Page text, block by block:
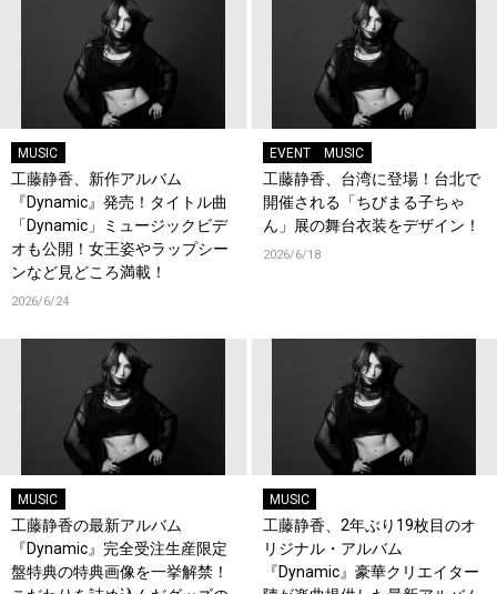
MUSIC
工藤静香、新作アルバム
『Dynamic』発売！タイトル曲
「Dynamic」ミュージックビデ
オも公開！女王姿やラップシー
ンなど見どころ満載！
2026/6/24
EVENT MUSIC
工藤静香、台湾に登場！台北で
開催される「ちびまる子ちゃ
ん」展の舞台衣装をデザイン！
2026/6/18
MUSIC
工藤静香の最新アルバム
『Dynamic』完全受注生産限定
盤特典の特典画像を一挙解禁！
MUSIC
工藤静香、2年ぶり19枚目のオ
リジナル・アルバム
『Dynamic』豪華クリエイター